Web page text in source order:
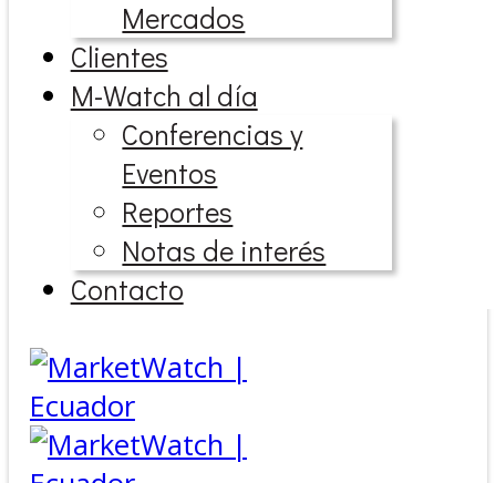
Mercados
Clientes
M-Watch al día
Conferencias y
Eventos
Reportes
Notas de interés
Contacto